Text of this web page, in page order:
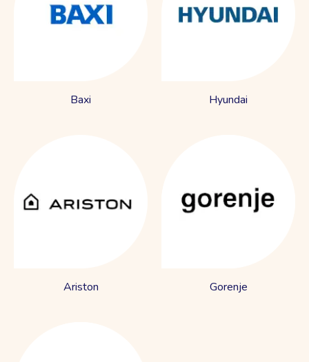
Baxi Hyundai
Ariston Gorenje